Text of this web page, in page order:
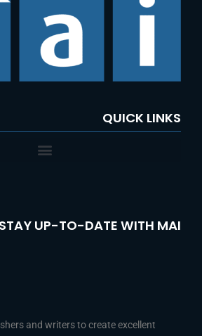
QUICK LINKS
STAY UP-TO-DATE WITH MAI
and writers to create excellent